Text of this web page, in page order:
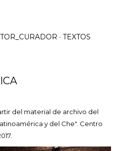
TEXTOS
del material de archivo del
y del Che". Centro